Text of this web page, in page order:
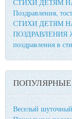
СТИХИ ДЕТЯМ НА
Поздравления,
СТИХИ ДЕТЯМ НА
ПОЗДРАВЛЕНИЯ
поздравления в
Веселый